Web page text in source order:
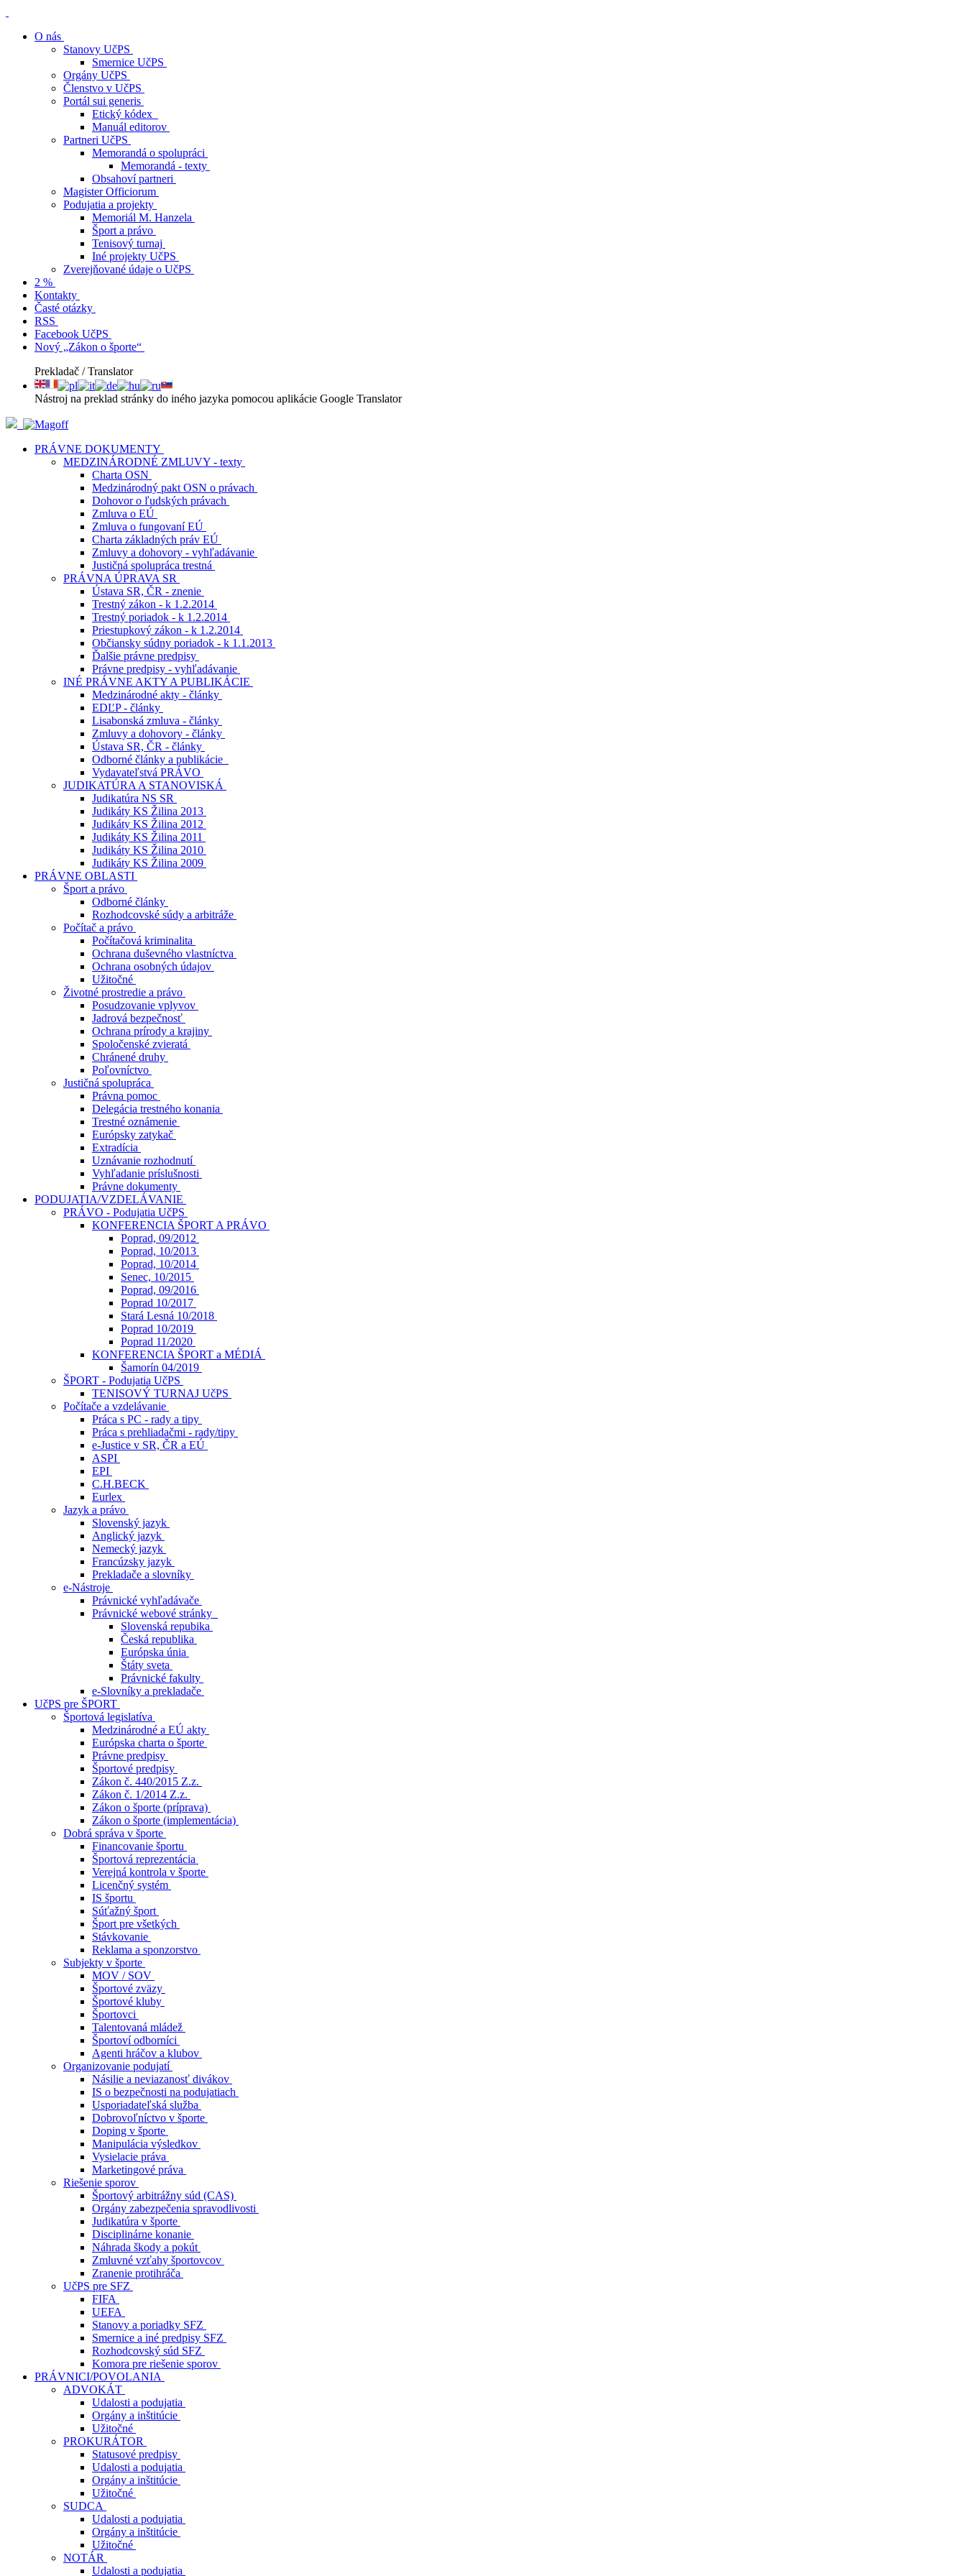
O nás
Stanovy UčPS
Smernice UčPS
Orgány UčPS
Členstvo v UčPS
Portál sui generis
Etický kódex
Manuál editorov
Partneri UčPS
Memorandá o spolupráci
Memorandá - texty
Obsahoví partneri
Magister Officiorum
Podujatia a projekty
Memoriál M. Hanzela
Šport a právo
Tenisový turnaj
Iné projekty UčPS
Zverejňované údaje o UčPS
2 %
Kontakty
Časté otázky
RSS
Facebook UčPS
Nový „Zákon o športe“
Prekladač / Translator
Nástroj na preklad stránky do iného jazyka pomocou aplikácie Google Translator
PRÁVNE DOKUMENTY
MEDZINÁRODNÉ ZMLUVY - texty
Charta OSN
Medzinárodný pakt OSN o právach
Dohovor o ľudských právach
Zmluva o EÚ
Zmluva o fungovaní EÚ
Charta základných práv EÚ
Zmluvy a dohovory - vyhľadávanie
Justičná spolupráca trestná
PRÁVNA ÚPRAVA SR
Ústava SR, ČR - znenie
Trestný zákon - k 1.2.2014
Trestný poriadok - k 1.2.2014
Priestupkový zákon - k 1.2.2014
Občiansky súdny poriadok - k 1.1.2013
Ďalšie právne predpisy
Právne predpisy - vyhľadávanie
INÉ PRÁVNE AKTY A PUBLIKÁCIE
Medzinárodné akty - články
EDĽP - články
Lisabonská zmluva - články
Zmluvy a dohovory - články
Ústava SR, ČR - články
Odborné články a publikácie
Vydavateľstvá PRÁVO
JUDIKATÚRA A STANOVISKÁ
Judikatúra NS SR
Judikáty KS Žilina 2013
Judikáty KS Žilina 2012
Judikáty KS Žilina 2011
Judikáty KS Žilina 2010
Judikáty KS Žilina 2009
PRÁVNE OBLASTI
Šport a právo
Odborné články
Rozhodcovské súdy a arbitráže
Počítač a právo
Počítačová kriminalita
Ochrana duševného vlastníctva
Ochrana osobných údajov
Užitočné
Životné prostredie a právo
Posudzovanie vplyvov
Jadrová bezpečnosť
Ochrana prírody a krajiny
Spoločenské zvieratá
Chránené druhy
Poľovníctvo
Justičná spolupráca
Právna pomoc
Delegácia trestného konania
Trestné oznámenie
Európsky zatykač
Extradícia
Uznávanie rozhodnutí
Vyhľadanie príslušnosti
Právne dokumenty
PODUJATIA/VZDELÁVANIE
PRÁVO - Podujatia UčPS
KONFERENCIA ŠPORT A PRÁVO
Poprad, 09/2012
Poprad, 10/2013
Poprad, 10/2014
Senec, 10/2015
Poprad, 09/2016
Poprad 10/2017
Stará Lesná 10/2018
Poprad 10/2019
Poprad 11/2020
KONFERENCIA ŠPORT a MÉDIÁ
Šamorín 04/2019
ŠPORT - Podujatia UčPS
TENISOVÝ TURNAJ UčPS
Počítače a vzdelávanie
Práca s PC - rady a tipy
Práca s prehliadačmi - rady/tipy
e-Justice v SR, ČR a EÚ
ASPI
EPI
C.H.BECK
Eurlex
Jazyk a právo
Slovenský jazyk
Anglický jazyk
Nemecký jazyk
Francúzsky jazyk
Prekladače a slovníky
e-Nástroje
Právnické vyhľadávače
Právnické webové stránky
Slovenská repubika
Česká republika
Európska únia
Štáty sveta
Právnické fakulty
e-Slovníky a prekladače
UčPS pre ŠPORT
Športová legislatíva
Medzinárodné a EÚ akty
Európska charta o športe
Právne predpisy
Športové predpisy
Zákon č. 440/2015 Z.z.
Zákon č. 1/2014 Z.z.
Zákon o športe (príprava)
Zákon o športe (implementácia)
Dobrá správa v športe
Financovanie športu
Športová reprezentácia
Verejná kontrola v športe
Licenčný systém
IS športu
Súťažný šport
Šport pre všetkých
Stávkovanie
Reklama a sponzorstvo
Subjekty v športe
MOV / SOV
Športové zväzy
Športové kluby
Športovci
Talentovaná mládež
Športoví odborníci
Agenti hráčov a klubov
Organizovanie podujatí
Násilie a neviazanosť divákov
IS o bezpečnosti na podujatiach
Usporiadateľská služba
Dobrovoľníctvo v športe
Doping v športe
Manipulácia výsledkov
Vysielacie práva
Marketingové práva
Riešenie sporov
Športový arbitrážny súd (CAS)
Orgány zabezpečenia spravodlivosti
Judikatúra v športe
Disciplinárne konanie
Náhrada škody a pokút
Zmluvné vzťahy športovcov
Zranenie protihráča
UčPS pre SFZ
FIFA
UEFA
Stanovy a poriadky SFZ
Smernice a iné predpisy SFZ
Rozhodcovský súd SFZ
Komora pre riešenie sporov
PRÁVNICI/POVOLANIA
ADVOKÁT
Udalosti a podujatia
Orgány a inštitúcie
Užitočné
PROKURÁTOR
Statusové predpisy
Udalosti a podujatia
Orgány a inštitúcie
Užitočné
SUDCA
Udalosti a podujatia
Orgány a inštitúcie
Užitočné
NOTÁR
Udalosti a podujatia